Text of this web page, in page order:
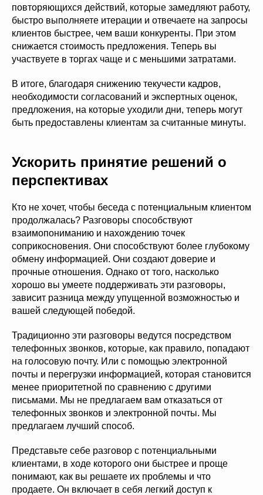
повторяющихся действий, которые замедляют работу,
быстро выполняете итерации и отвечаете на запросы
клиентов быстрее, чем ваши конкуренты. При этом
снижается стоимость предложения. Теперь вы
участвуете в торгах чаще и с меньшими затратами.
В итоге, благодаря снижению текучести кадров,
необходимости согласований и экспертных оценок,
предложения, на которые уходили дни, теперь могут
быть предоставлены клиентам за считанные минуты.
Ускорить принятие решений о
перспективах
Кто не хочет, чтобы беседа с потенциальным клиентом
продолжалась? Разговоры способствуют
взаимопониманию и нахождению точек
соприкосновения. Они способствуют более глубокому
обмену информацией. Они создают доверие и
прочные отношения. Однако от того, насколько
хорошо вы умеете поддерживать эти разговоры,
зависит разница между упущенной возможностью и
вашей следующей победой.
Традиционно эти разговоры ведутся посредством
телефонных звонков, которые, как правило, попадают
на голосовую почту. Или с помощью электронной
почты и перегрузки информацией, которая становится
менее приоритетной по сравнению с другими
письмами. Мы не предлагаем вам отказаться от
телефонных звонков и электронной почты. Мы
предлагаем лучший способ.
Представьте себе разговор с потенциальными
клиентами, в ходе которого они быстрее и проще
понимают, как вы решаете их проблемы и что
продаете. Он включает в себя легкий доступ к